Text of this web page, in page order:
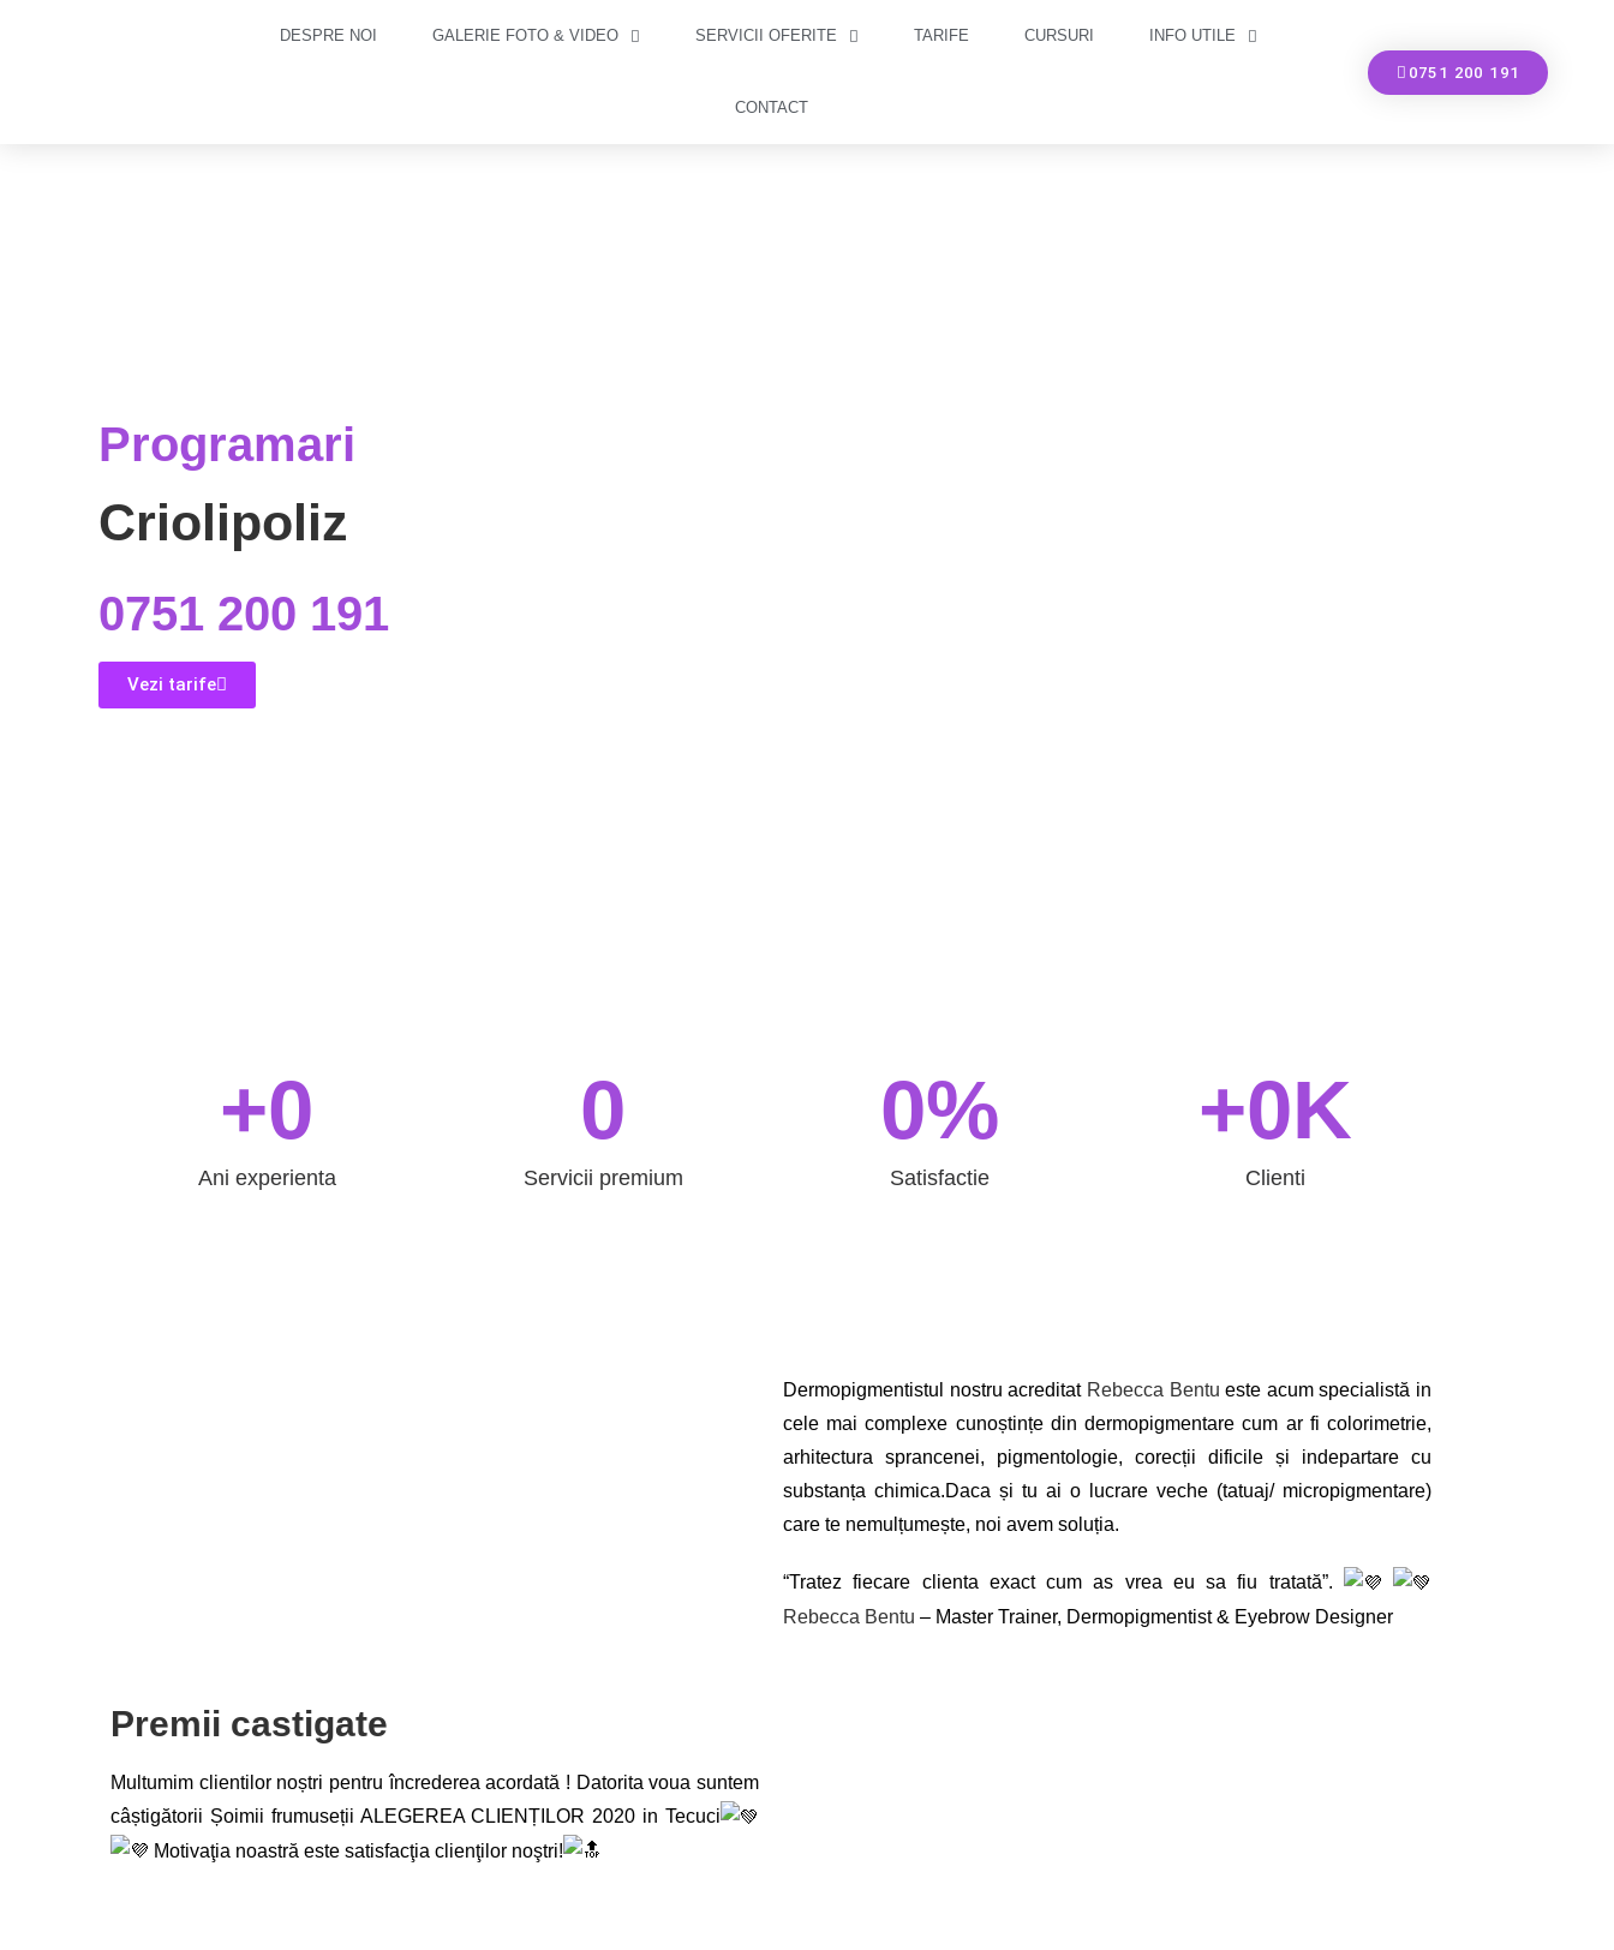
DESPRE NOI GALERIE FOTO & VIDEO SERVICII OFERITE TARIFE CURSURI INFO UTILE
CONTACT
0751 200 191
Programari
Criolipoliz
0751 200 191
Vezi tarife
Ani experienta
+0
Servicii premium
0
Satisfactie
0%
Clienti
+0K
Dermopigmentistul nostru acreditat Rebecca Bentu este acum specialistă in
cele mai complexe cunoștințe din dermopigmentare cum ar fi colorimetrie,
arhitectura sprancenei, pigmentologie, corecții dificile și indepartare cu
substanța chimica.Daca și tu ai o lucrare veche (tatuaj/ micropigmentare)
care te nemulțumește, noi avem soluția.
“Tratez fiecare clienta exact cum as vrea eu sa fiu tratată”.
Rebecca Bentu – Master Trainer, Dermopigmentist & Eyebrow Designer
Premii castigate
Multumim clientilor noștri pentru încrederea acordată ! Datorita voua suntem
câștigătorii Șoimii frumuseții ALEGEREA CLIENȚILOR 2020 in Tecuci
Motivaţia noastră este satisfacţia clienţilor noştri!